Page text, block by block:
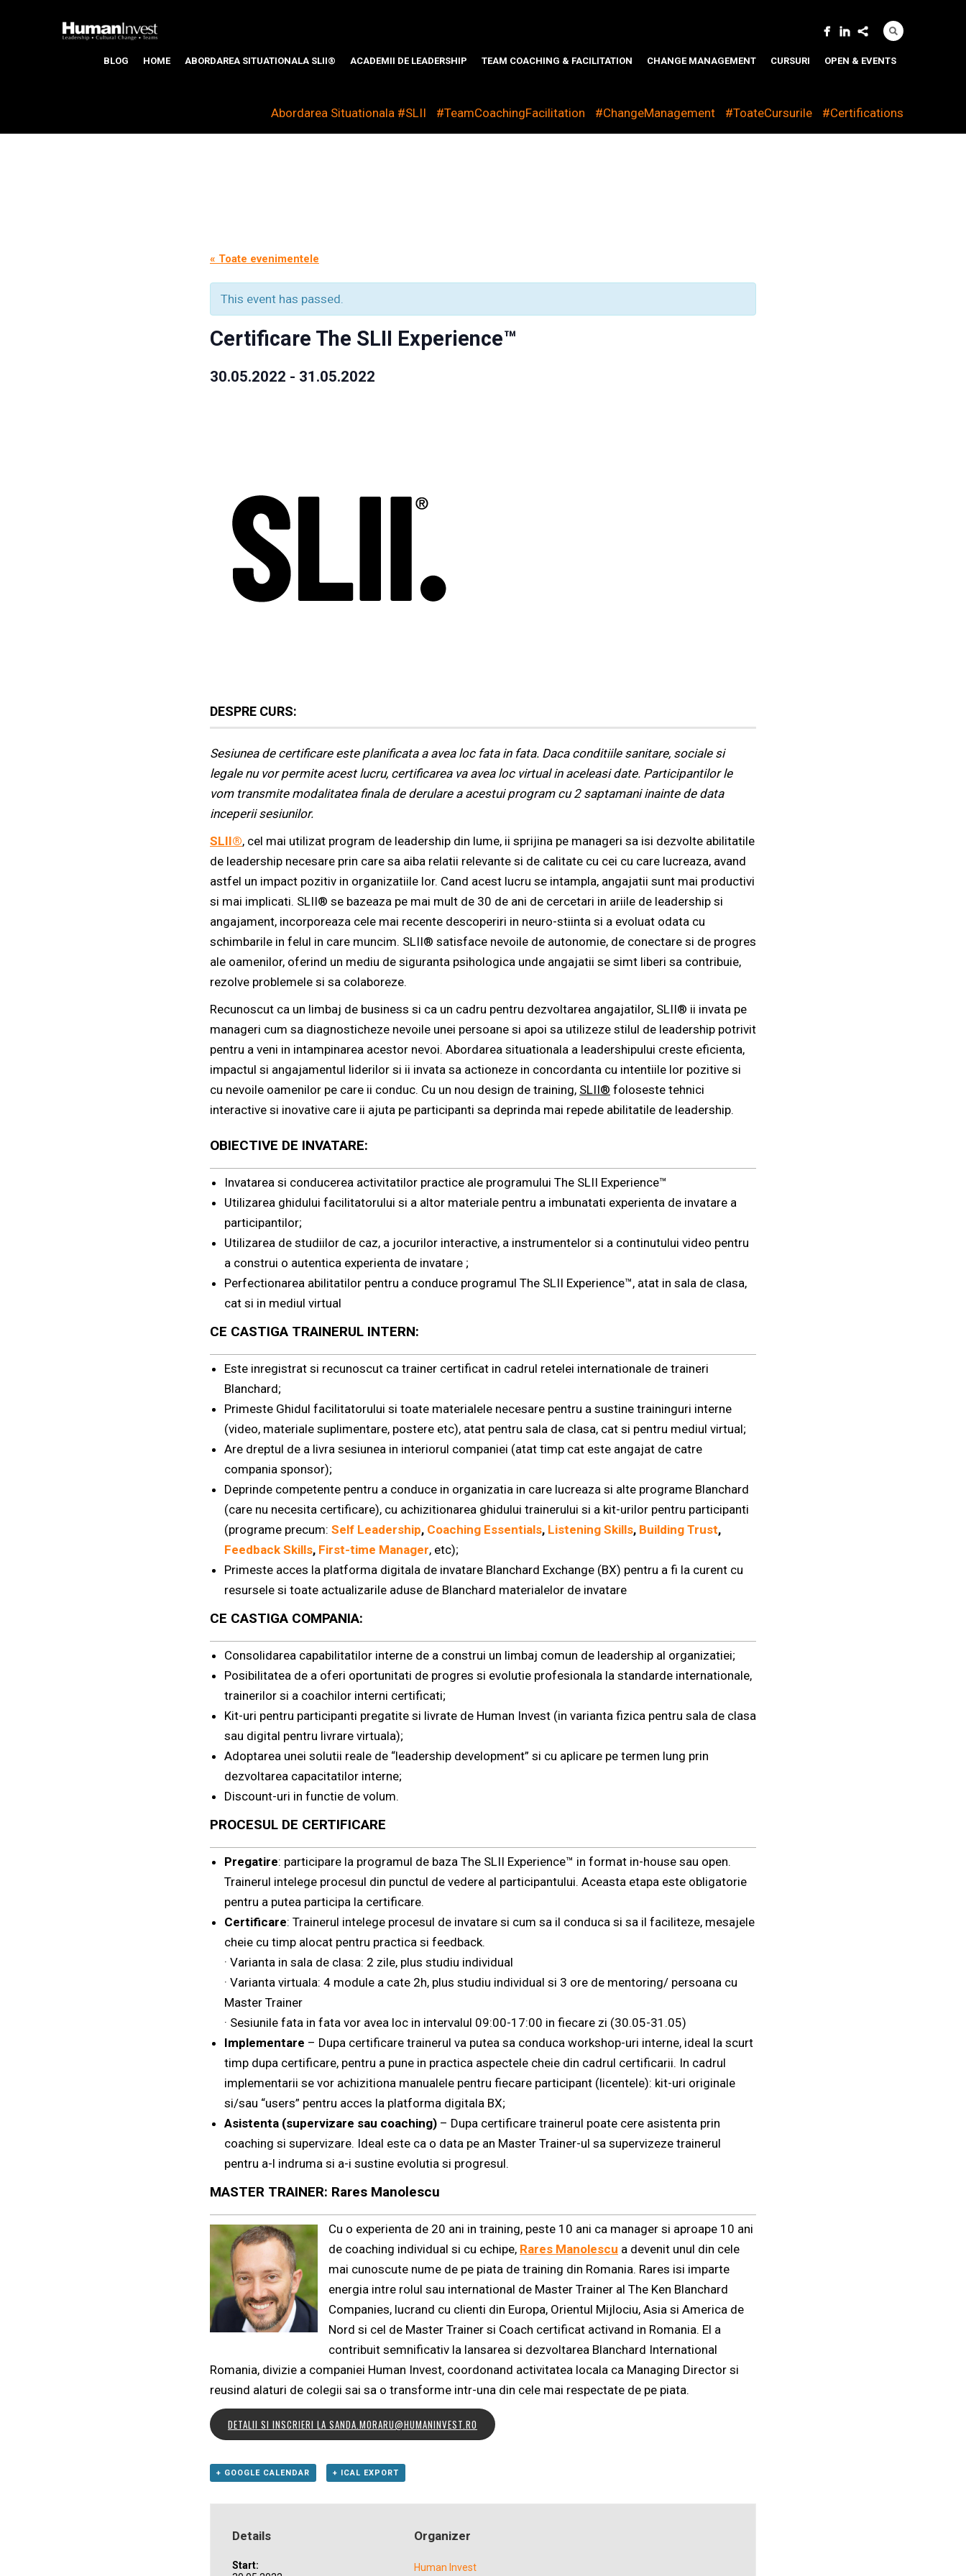
BLOG HOME ABORDAREA SITUATIONALA SLII® ACADEMII DE LEADERSHIP TEAM COACHING & FACILITATION CHANGE MANAGEMENT CURSURI OPEN & EVENTS
Abordarea Situationala #SLII #TeamCoachingFacilitation #ChangeManagement #ToateCursurile #Certifications
« Toate evenimentele
This event has passed.
Certificare The SLII Experience™
30.05.2022 - 31.05.2022
DESPRE CURS:
Sesiunea de certificare este planificata a avea loc fata in fata. Daca conditiile sanitare, sociale si
legale nu vor permite acest lucru, certificarea va avea loc virtual in aceleasi date. Participantilor le
vom transmite modalitatea finala de derulare a acestui program cu 2 saptamani inainte de data
inceperii sesiunilor.
SLII®, cel mai utilizat program de leadership din lume, ii sprijina pe manageri sa isi dezvolte abilitatile
de leadership necesare prin care sa aiba relatii relevante si de calitate cu cei cu care lucreaza, avand
astfel un impact pozitiv in organizatiile lor. Cand acest lucru se intampla, angajatii sunt mai productivi
si mai implicati. SLII® se bazeaza pe mai mult de 30 de ani de cercetari in ariile de leadership si
angajament, incorporeaza cele mai recente descoperiri in neuro-stiinta si a evoluat odata cu
schimbarile in felul in care muncim. SLII® satisface nevoile de autonomie, de conectare si de progres
ale oamenilor, oferind un mediu de siguranta psihologica unde angajatii se simt liberi sa contribuie,
rezolve problemele si sa colaboreze.
Recunoscut ca un limbaj de business si ca un cadru pentru dezvoltarea angajatilor, SLII® ii invata pe
manageri cum sa diagnosticheze nevoile unei persoane si apoi sa utilizeze stilul de leadership potrivit
pentru a veni in intampinarea acestor nevoi. Abordarea situationala a leadershipului creste eficienta,
impactul si angajamentul liderilor si ii invata sa actioneze in concordanta cu intentiile lor pozitive si
cu nevoile oamenilor pe care ii conduc. Cu un nou design de training, SLII® foloseste tehnici
interactive si inovative care ii ajuta pe participanti sa deprinda mai repede abilitatile de leadership.
OBIECTIVE DE INVATARE:
Invatarea si conducerea activitatilor practice ale programului The SLII Experience™
Utilizarea ghidului facilitatorului si a altor materiale pentru a imbunatati experienta de invatare a
participantilor;
Utilizarea de studiilor de caz, a jocurilor interactive, a instrumentelor si a continutului video pentru
a construi o autentica experienta de invatare ;
Perfectionarea abilitatilor pentru a conduce programul The SLII Experience™, atat in sala de clasa,
cat si in mediul virtual
CE CASTIGA TRAINERUL INTERN:
Este inregistrat si recunoscut ca trainer certificat in cadrul retelei internationale de traineri
Blanchard;
Primeste Ghidul facilitatorului si toate materialele necesare pentru a sustine traininguri interne
(video, materiale suplimentare, postere etc), atat pentru sala de clasa, cat si pentru mediul virtual;
Are dreptul de a livra sesiunea in interiorul companiei (atat timp cat este angajat de catre
compania sponsor);
Deprinde competente pentru a conduce in organizatia in care lucreaza si alte programe Blanchard
(care nu necesita certificare), cu achizitionarea ghidului trainerului si a kit-urilor pentru participanti
(programe precum: Self Leadership, Coaching Essentials, Listening Skills, Building Trust,
Feedback Skills, First-time Manager, etc);
Primeste acces la platforma digitala de invatare Blanchard Exchange (BX) pentru a fi la curent cu
resursele si toate actualizarile aduse de Blanchard materialelor de invatare
CE CASTIGA COMPANIA:
Consolidarea capabilitatilor interne de a construi un limbaj comun de leadership al organizatiei;
Posibilitatea de a oferi oportunitati de progres si evolutie profesionala la standarde internationale,
trainerilor si a coachilor interni certificati;
Kit-uri pentru participanti pregatite si livrate de Human Invest (in varianta fizica pentru sala de clasa
sau digital pentru livrare virtuala);
Adoptarea unei solutii reale de “leadership development” si cu aplicare pe termen lung prin
dezvoltarea capacitatilor interne;
Discount-uri in functie de volum.
PROCESUL DE CERTIFICARE
Pregatire: participare la programul de baza The SLII Experience™ in format in-house sau open.
Trainerul intelege procesul din punctul de vedere al participantului. Aceasta etapa este obligatorie
pentru a putea participa la certificare.
Certificare: Trainerul intelege procesul de invatare si cum sa il conduca si sa il faciliteze, mesajele
cheie cu timp alocat pentru practica si feedback.
· Varianta in sala de clasa: 2 zile, plus studiu individual
· Varianta virtuala: 4 module a cate 2h, plus studiu individual si 3 ore de mentoring/ persoana cu
Master Trainer
· Sesiunile fata in fata vor avea loc in intervalul 09:00-17:00 in fiecare zi (30.05-31.05)
Implementare – Dupa certificare trainerul va putea sa conduca workshop-uri interne, ideal la scurt
timp dupa certificare, pentru a pune in practica aspectele cheie din cadrul certificarii. In cadrul
implementarii se vor achizitiona manualele pentru fiecare participant (licentele): kit-uri originale
si/sau “users” pentru acces la platforma digitala BX;
Asistenta (supervizare sau coaching) – Dupa certificare trainerul poate cere asistenta prin
coaching si supervizare. Ideal este ca o data pe an Master Trainer-ul sa supervizeze trainerul
pentru a-l indruma si a-i sustine evolutia si progresul.
MASTER TRAINER: Rares Manolescu
Cu o experienta de 20 ani in training, peste 10 ani ca manager si aproape 10 ani
de coaching individual si cu echipe, Rares Manolescu a devenit unul din cele
mai cunoscute nume de pe piata de training din Romania. Rares isi imparte
energia intre rolul sau international de Master Trainer al The Ken Blanchard
Companies, lucrand cu clienti din Europa, Orientul Mijlociu, Asia si America de
Nord si cel de Master Trainer si Coach certificat activand in Romania. El a
contribuit semnificativ la lansarea si dezvoltarea Blanchard International
Romania, divizie a companiei Human Invest, coordonand activitatea locala ca Managing Director si
reusind alaturi de colegii sai sa o transforme intr-una din cele mai respectate de pe piata.
DETALII SI INSCRIERI LA SANDA.MORARU@HUMANINVEST.RO
+ GOOGLE CALENDAR + ICAL EXPORT
Details
Start:
Organizer
Human Invest